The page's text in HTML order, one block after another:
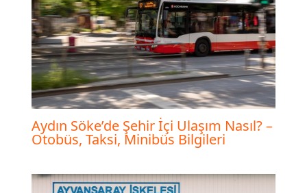
Aydın Söke’de Şehir İçi Ulaşım Nasıl? –
Otobüs, Taksi, Minibüs Bilgileri